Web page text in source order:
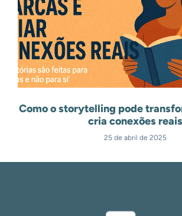
Como o storytelling pode
cria conexões reais
25 de abril de 2025